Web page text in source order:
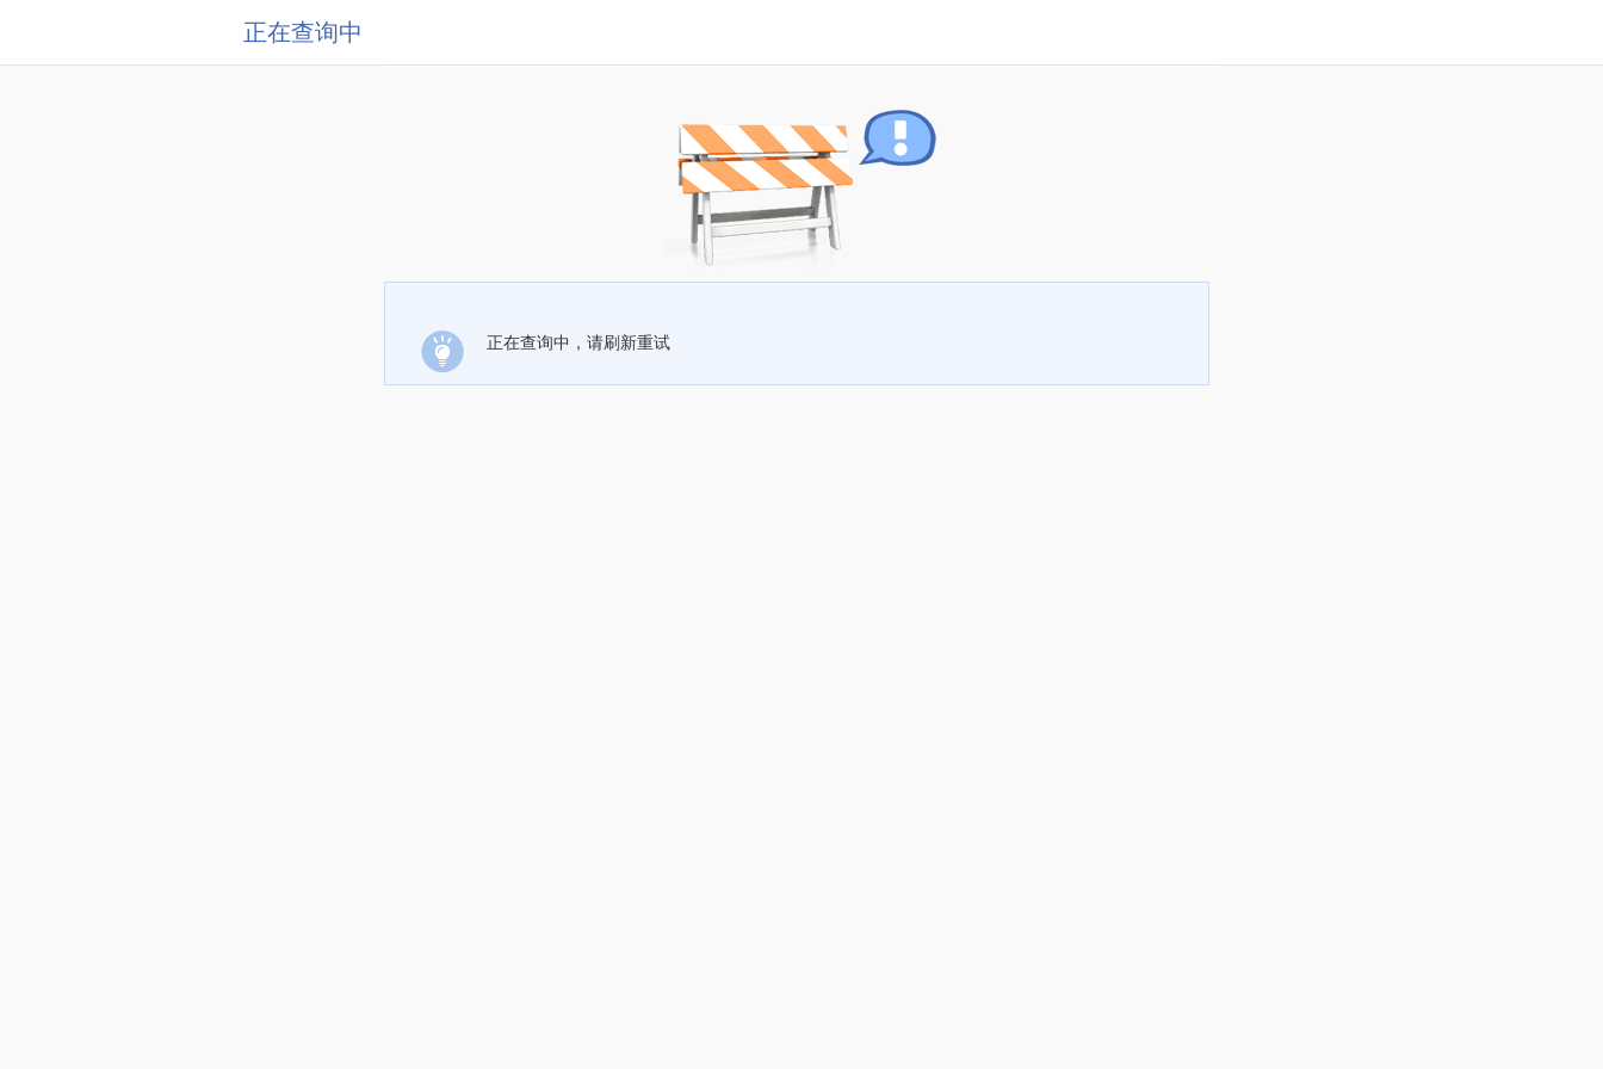
正在查询中
正在查询中，请刷新重试